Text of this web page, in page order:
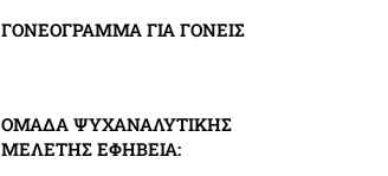
ΓΟΝΕΟΓΡΑΜΜΑ ΓΙΑ ΓΟΝΕΙΣ
ΟΜΑΔΑ ΨΥΧΑΝΑΛΥΤΙΚΗΣ
ΜΕΛΕΤΗΣ ΕΦΗΒΕΙΑ: